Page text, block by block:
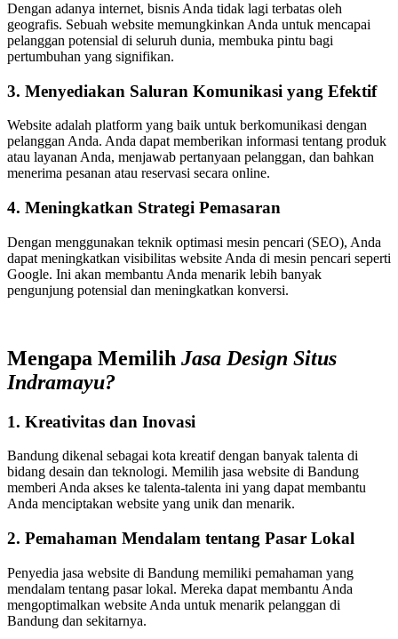
Dengan adanya internet, bisnis Anda tidak lagi terbatas oleh
geografis. Sebuah website memungkinkan Anda untuk mencapai
pelanggan potensial di seluruh dunia, membuka pintu bagi
pertumbuhan yang signifikan.
3. Menyediakan Saluran Komunikasi yang Efektif
Website adalah platform yang baik untuk berkomunikasi dengan
pelanggan Anda. Anda dapat memberikan informasi tentang produk
atau layanan Anda, menjawab pertanyaan pelanggan, dan bahkan
menerima pesanan atau reservasi secara online.
4. Meningkatkan Strategi Pemasaran
Dengan menggunakan teknik optimasi mesin pencari (SEO), Anda
dapat meningkatkan visibilitas website Anda di mesin pencari seperti
Google. Ini akan membantu Anda menarik lebih banyak
pengunjung potensial dan meningkatkan konversi.
Mengapa Memilih Jasa Design Situs
Indramayu?
1. Kreativitas dan Inovasi
Bandung dikenal sebagai kota kreatif dengan banyak talenta di
bidang desain dan teknologi. Memilih jasa website di Bandung
memberi Anda akses ke talenta-talenta ini yang dapat membantu
Anda menciptakan website yang unik dan menarik.
2. Pemahaman Mendalam tentang Pasar Lokal
Penyedia jasa website di Bandung memiliki pemahaman yang
mendalam tentang pasar lokal. Mereka dapat membantu Anda
mengoptimalkan website Anda untuk menarik pelanggan di
Bandung dan sekitarnya.